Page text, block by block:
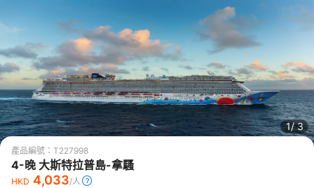
1/3
產品編號： T227998
4-晚 大斯特拉普島-拿騷
HKD 4,033/人